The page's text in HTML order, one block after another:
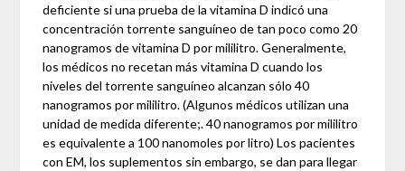
deficiente si una prueba de la vitamina D indicó una
concentración torrente sanguíneo de tan poco como 20
nanogramos de vitamina D por mililitro. Generalmente,
los médicos no recetan más vitamina D cuando los
niveles del torrente sanguíneo alcanzan sólo 40
nanogramos por mililitro. (Algunos médicos utilizan una
unidad de medida diferente;. 40 nanogramos por mililitro
es equivalente a 100 nanomoles por litro) Los pacientes
con EM, los suplementos sin embargo, se dan para llegar